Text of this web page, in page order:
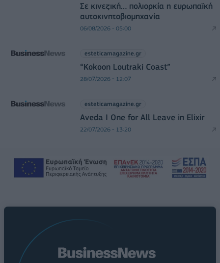
Σε κινεζική… πολιορκία η ευρωπαϊκή
αυτοκινητοβιομηχανία
06/08/2026 - 05:00
esteticamagazine.gr
“Kokoon Loutraki Coast”
28/07/2026 - 12:07
esteticamagazine.gr
Aveda I One for All Leave in Elixir
22/07/2026 - 13:20